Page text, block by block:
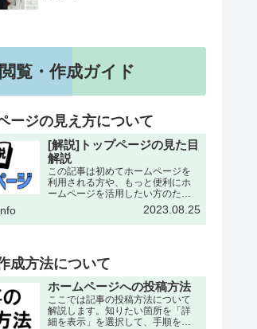
覧・作成ガイド
ージの見え方について
[解説]トップページの見た目
解説
この記事は初めてホームページを
利用される方や、もっと便利にホ
ームページを活用したい方のため
にトップページの各所について改
めて解説した記事となります。改
めて確認することで今まで利用し
振…
2023.08.25
成方法について
ホームページへの投稿方法
ここでは記事の投稿方法について
解説します。知りたい箇所を「詳
細を表示」を選択して、手順を確